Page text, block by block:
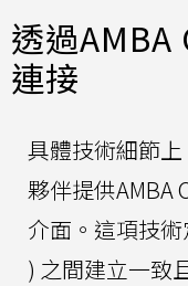
透過AMBA
連接
具體技術細節
夥伴提供AMBA
介面。這項技
) 之間建立一致